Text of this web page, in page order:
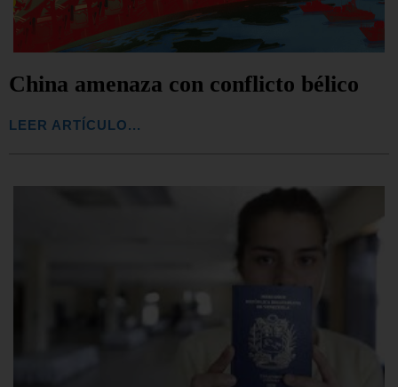
China amenaza con conflicto bélico
LEER ARTÍCULO...